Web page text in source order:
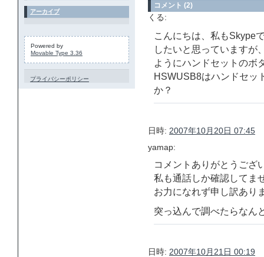
コメント (2)
くる:
こんにちは、私もSkype
したいと思っていますが
ようにハンドセットのボ
HSWUSB8はハンドセッ
か？
日時: 2007年10月20日 07:45
yamap:
コメントありがとうござ
私も通話しか確認してま
お力になれず申し訳あり
突っ込んで調べたらなん
日時: 2007年10月21日 00:19
アーカイブ
Powered by
Movable Type 3.36
プライバシーポリシー